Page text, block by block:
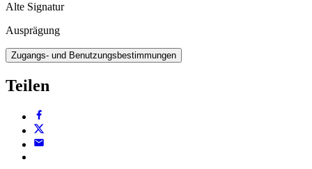
Alte Signatur
Ausprägung
Zugangs- und Benutzungsbestimmungen
Teilen